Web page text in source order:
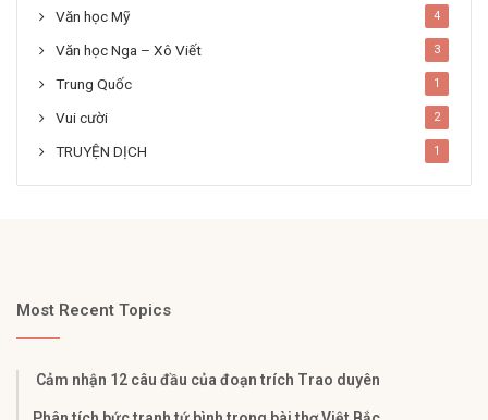
Văn học Mỹ 4
Văn học Nga – Xô Viết 3
Trung Quốc 1
Vui cười 2
TRUYỆN DỊCH 1
Most Recent Topics
Cảm nhận 12 câu đầu của đoạn trích Trao duyên